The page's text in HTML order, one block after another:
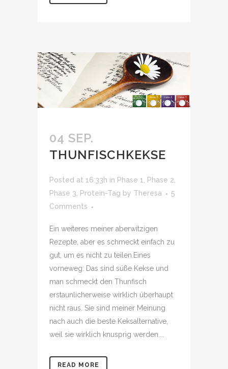
04 SEP.
THUNFISCHKEKSE
Posted at 16:33h in Phase 1 Phase 2
Phase 3
Protein-Tag by Theresa
5
Comments
Ein weiteres meiner aberwitzigen
Rezepte, aber es schmeckt einfach zu
gut, um es nicht zu teilen.Eines
vorneweg: Das sind süße Kekse und
man schmeckt den Thunfisch
erstaunlicherweise wirklich überhaupt
nicht raus. Sie sind meiner Meinung
nach auch die beste Keksalternative,
weil sie wirklich knusprig werden....
READ MORE